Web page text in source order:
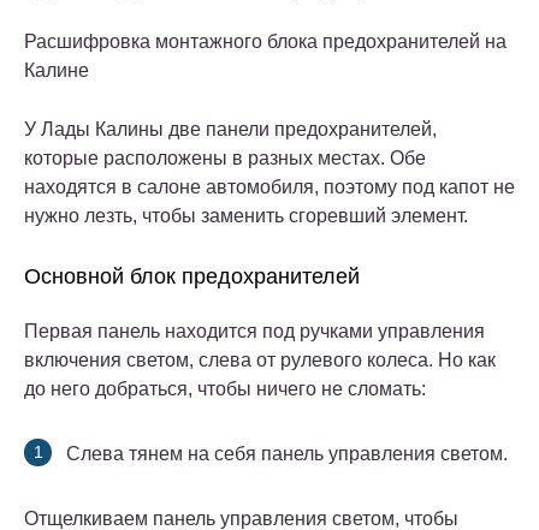
Расшифровка монтажного блока предохранителей на
Калине
У Лады Калины две панели предохранителей,
которые расположены в разных местах. Обе
находятся в салоне автомобиля, поэтому под капот не
нужно лезть, чтобы заменить сгоревший элемент.
Основной блок предохранителей
Первая панель находится под ручками управления
включения светом, слева от рулевого колеса. Но как
до него добраться, чтобы ничего не сломать:
Слева тянем на себя панель управления светом.
Отщелкиваем панель управления светом, чтобы